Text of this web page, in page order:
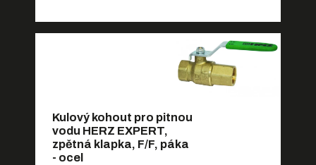
Kulový kohout pro pitnou
vodu HERZ EXPERT,
zpětná klapka, F/F, páka
- ocel